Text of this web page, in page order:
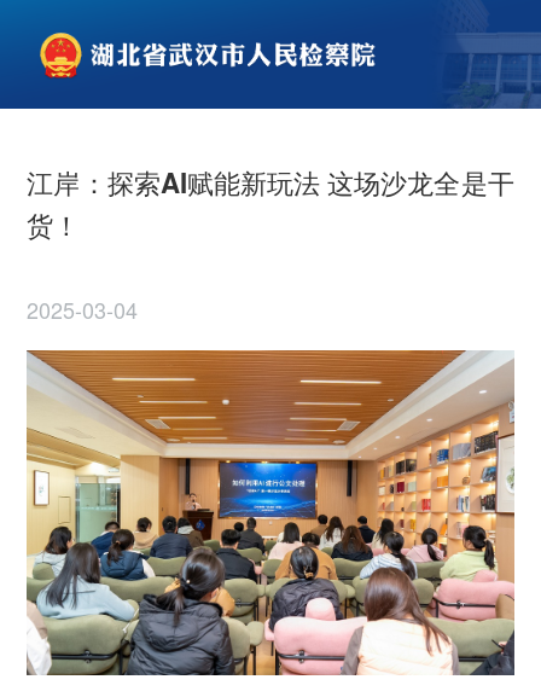
江岸：探索AI赋能新玩法 这场沙龙全是干
货！
2025-03-04